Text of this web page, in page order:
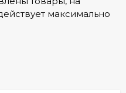
максимально